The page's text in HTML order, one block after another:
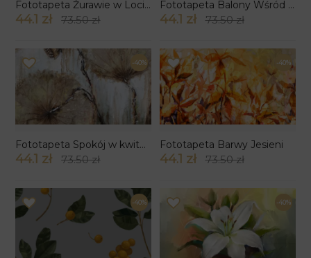
Fototapeta Żurawie w Locie wzór 2
44.1 zł 73.50 zł
Fototapeta Balony Wśród Chmur
44.1 zł 73.50 zł
-40%
Fototapeta Spokój w kwitnieniu
44.1 zł 73.50 zł
-40%
Fototapeta Barwy Jesieni
44.1 zł 73.50 zł
-40% -40%